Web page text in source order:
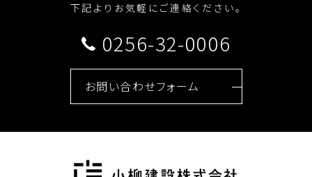
下記よりお気軽にご連絡ください。
0256-32-0006
お問い合わせフォーム